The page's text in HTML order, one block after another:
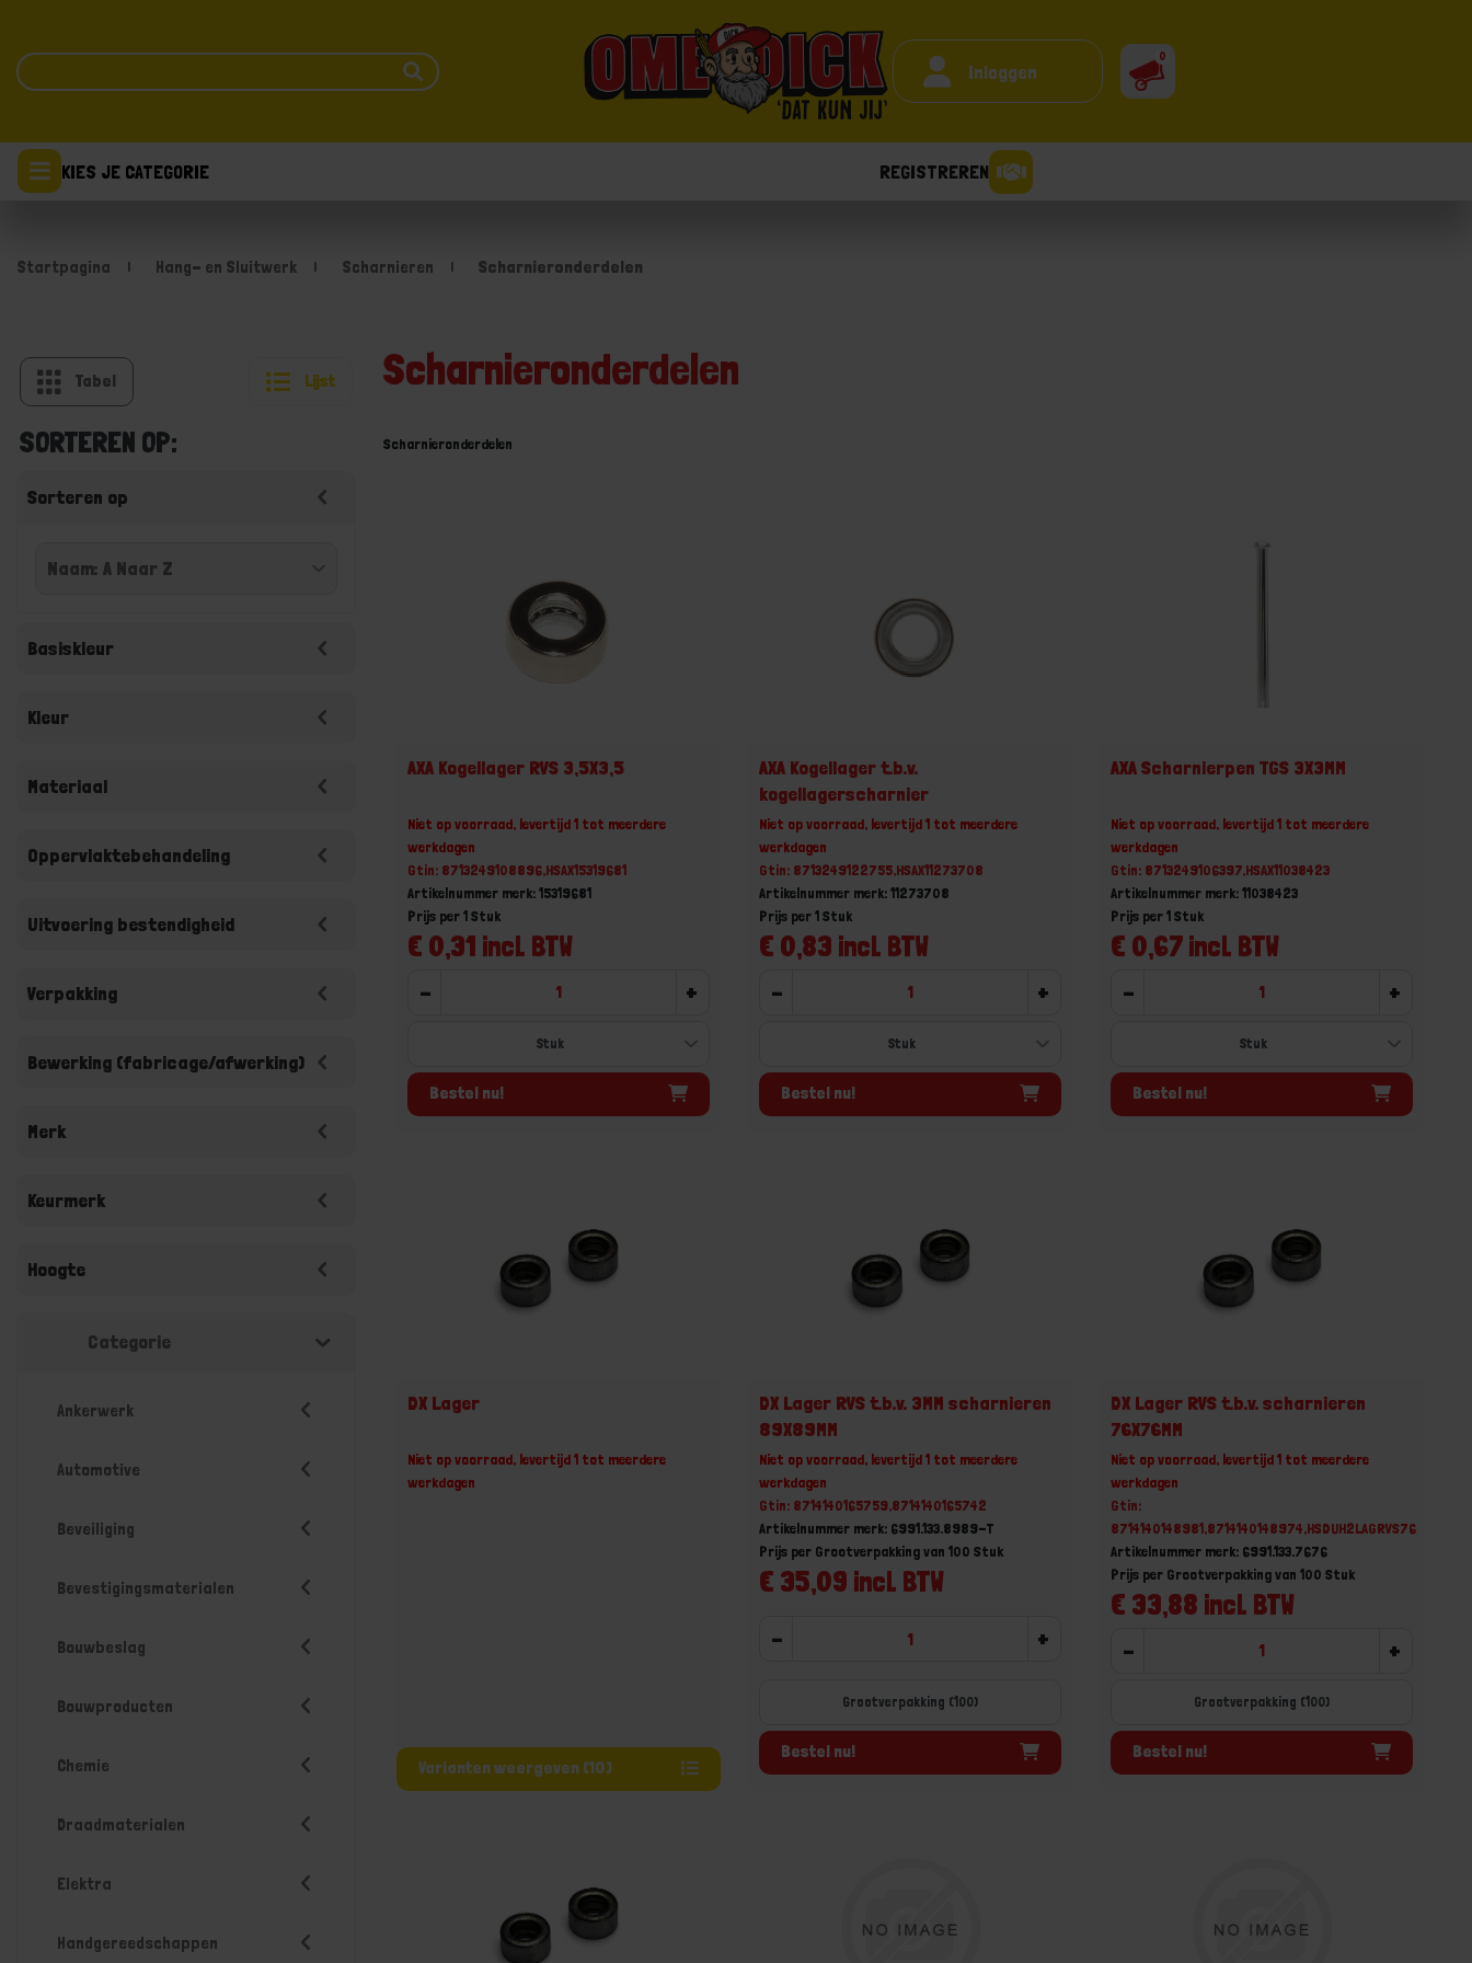
Inloggen
0
KIES JE CATEGORIE REGISTREREN
Startpagina Hang- en Sluitwerk Scharnieren Scharnieronderdelen
Tabel Lijst
SORTEREN OP:
Sorteren op
Basiskleur
Kleur
Materiaal
Oppervlaktebehandeling
Uitvoering bestendigheid
Verpakking
Bewerking (fabricage/afwerking)
Merk
Keurmerk
Hoogte
Categorie
Ankerwerk
Automotive
Beveiliging
Bevestigingsmaterialen
Bouwbeslag
Bouwproducten
Chemie
Draadmaterialen
Elektra
Handgereedschappen
Scharnieronderdelen
Scharnieronderdelen
AXA Kogellager RVS 3,5X3,5
Niet op voorraad, levertijd 1 tot meerdere
werkdagen
Gtin: 8713249108896,HSAX15319681
Artikelnummer merk: 15319681
€ 0,31 incl. BTW
Prijs per 1 Stuk
- +
Bestel nu!
AXA Kogellager t.b.v.
kogellagerscharnier
Niet op voorraad, levertijd 1 tot meerdere
werkdagen
Gtin: 8713249122755,HSAX11273708
Artikelnummer merk: 11273708
€ 0,83 incl. BTW
Prijs per 1 Stuk
- +
Bestel nu!
AXA Scharnierpen TGS 3X3MM
Niet op voorraad, levertijd 1 tot meerdere
werkdagen
Gtin: 8713249106397,HSAX11038423
Artikelnummer merk: 11038423
€ 0,67 incl. BTW
Prijs per 1 Stuk
- +
Bestel nu!
DX Lager
Niet op voorraad, levertijd 1 tot meerdere
werkdagen
Varianten weergeven (10)
DX Lager RVS t.b.v. 3MM scharnieren
89X89MM
Niet op voorraad, levertijd 1 tot meerdere
werkdagen
Gtin: 8714140165759,8714140165742
Artikelnummer merk: 6991.133.8989-T
€ 35,09 incl. BTW
Prijs per Grootverpakking van 100 Stuk
- +
Grootverpakking (100)
Bestel nu!
DX Lager RVS t.b.v. scharnieren
76X76MM
Niet op voorraad, levertijd 1 tot meerdere
werkdagen
Gtin:
8714140148981,8714140148974,HSDUH2LAGRVS76
Artikelnummer merk: 6991.133.7676
€ 33,88 incl. BTW
Prijs per Grootverpakking van 100 Stuk
- +
Grootverpakking (100)
Bestel nu!